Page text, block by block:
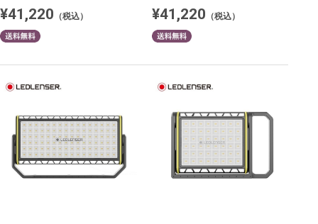
¥41,220 （税込） ¥41,220 （税込）